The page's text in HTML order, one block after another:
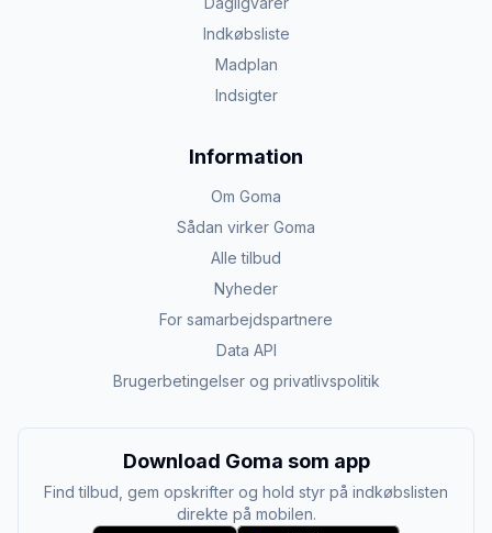
Indkøbsliste
Madplan
Indsigter
Information
Om Goma
Sådan virker Goma
Alle tilbud
Nyheder
For samarbejdspartnere
Data API
Brugerbetingelser og privatlivspolitik
Download Goma som app
Find tilbud, gem opskrifter og hold styr på indkøbslisten
direkte på mobilen.